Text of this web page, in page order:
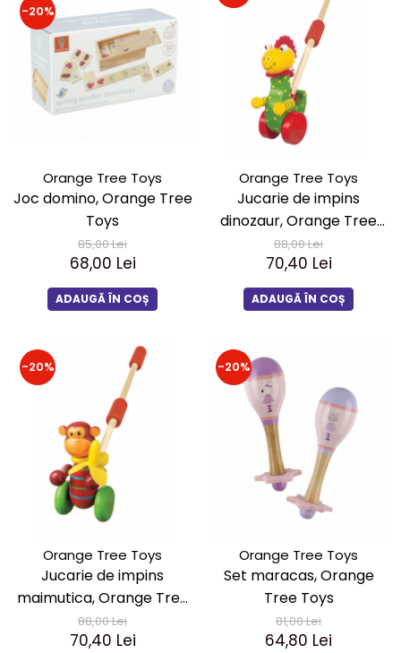
-20%
Orange Tree Toys
Joc domino, Orange Tree
Toys
85,00 Lei
68,00 Lei
ADAUGĂ ÎN COȘ
Orange Tree Toys
Jucarie de impins
dinozaur, Orange Tree
Toys
88,00 Lei
70,40 Lei
ADAUGĂ ÎN COȘ
-20%
Orange Tree Toys
Jucarie de impins
maimutica, Orange Tree
Toys
88,00 Lei
70,40 Lei
-20%
Orange Tree Toys
Set maracas, Orange
Tree Toys
81,00 Lei
64,80 Lei